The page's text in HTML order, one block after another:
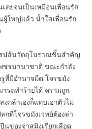
คยจนเป็นเหมือนเพื่อนรัก
ผู้ใหญ่แล้ว น้ำใสเพื่อนรัก
ปล้นวัตถุโบราณชิ้นสำคัญ
ชรนานาชาติ ขณะกำลัง
ที่มีอำนาจมืด โจรขมัง
รถทำร้ายได้ ครามถูก
กล้าเองก็แทบเอาตัวไม่
ที่โจรขมังเวทย์ต้องล่า
ของจ่าสมิงเรียกเลือด